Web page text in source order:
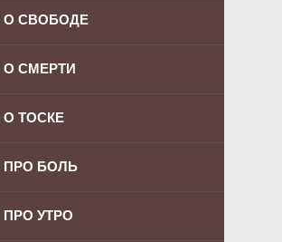
О СВОБОДЕ
О СМЕРТИ
О ТОСКЕ
ПРО БОЛЬ
ПРО УТРО